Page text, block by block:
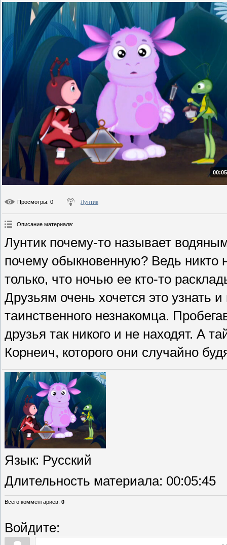
Просмотры: 0 Лунтик
Описание материала:
Лунтик почему-то называет
почему обыкновенную? Ведь никто
только, что ночью ее кто-то
Друзьям очень хочется это узнать
таинственного незнакомца.
друзья так никого и не находят. А
Корнеич, которого они случайно
Язык: Русский
Длительность материала: 00:05:45
Всего комментариев: 0
Войдите: